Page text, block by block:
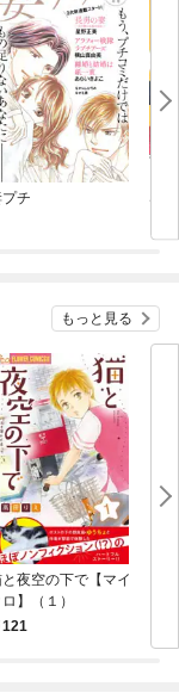
チ
もっと見る
夜空の下で【マイ
】（１）
121